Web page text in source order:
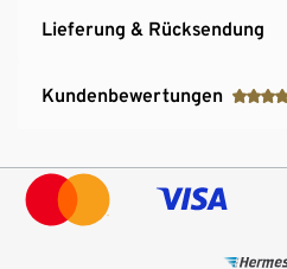
Lieferung & Rücksendung
Kundenbewertungen